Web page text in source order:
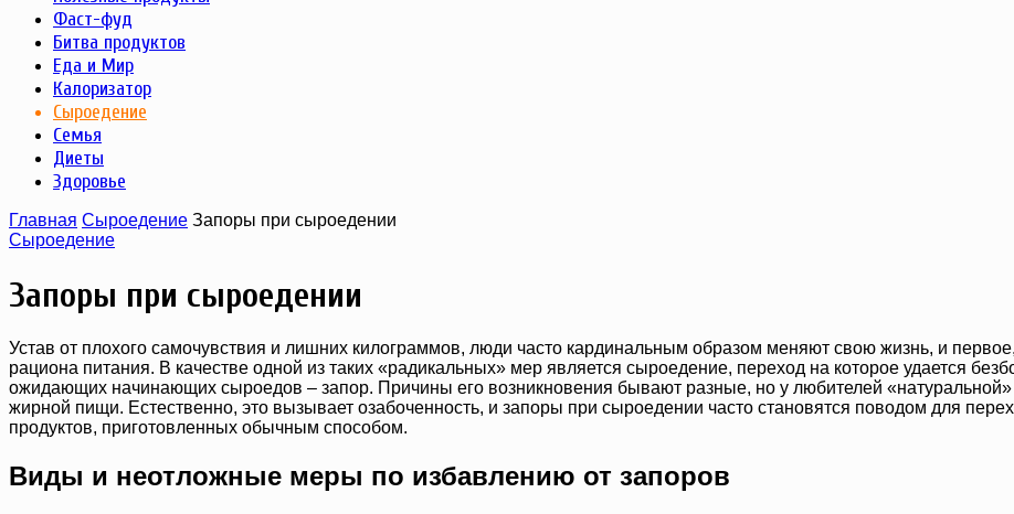
Фаст-фуд
Битва продуктов
Еда и Мир
Калоризатор
Сыроедение
Семья
Диеты
Здоровье
Главная Сыроедение Запоры при сыроедении
Сыроедение
Запоры при сыроедении
Устав от плохого самочувствия и лишних килограммов, люди часто кардинальным образом меняют свою жизнь, и
рациона питания. В качестве одной из таких «радикальных» мер является сыроедение, переход на которое удается
ожидающих начинающих сыроедов – запор. Причины его возникновения бывают разные, но у любителей
жирной пищи. Естественно, это вызывает озабоченность, и запоры при сыроедении часто становятся поводом для
продуктов, приготовленных обычным способом.
Виды и неотложные меры по избавлению от запоров